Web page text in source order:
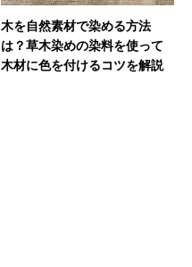
木を自然素材で染める方法
は？草木染めの染料を使って
木材に色を付けるコツを解説